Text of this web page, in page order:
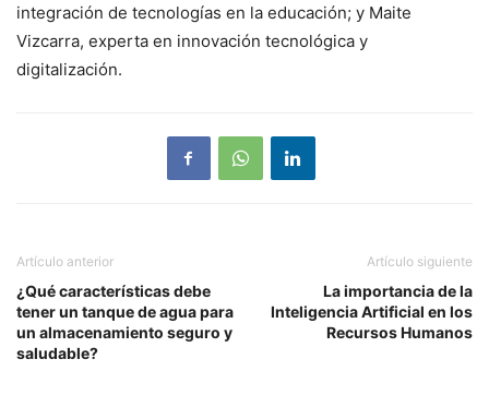
integración de tecnologías en la educación; y Maite
Vizcarra, experta en innovación tecnológica y
digitalización.
Artículo anterior
¿Qué características debe
tener un tanque de agua para
un almacenamiento seguro y
saludable?
Artículo siguiente
La importancia de la
Inteligencia Artificial en los
Recursos Humanos